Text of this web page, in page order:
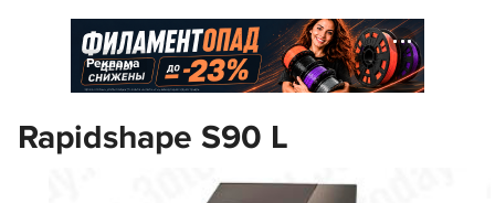
Реклама
Rapidshape S90 L